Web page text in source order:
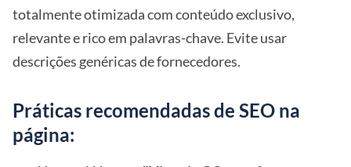
totalmente otimizada com conteúdo exclusivo,
relevante e rico em palavras-chave. Evite usar
descrições genéricas de fornecedores.
Práticas recomendadas de SEO na
página: